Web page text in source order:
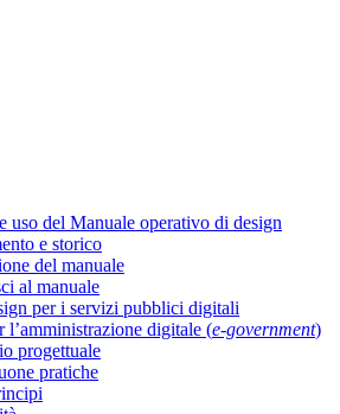
uso del Manuale operativo di design
e storico
del manuale
al manuale
per i servizi pubblici digitali
l’amministrazione digitale (e-government)
progettuale
pratiche